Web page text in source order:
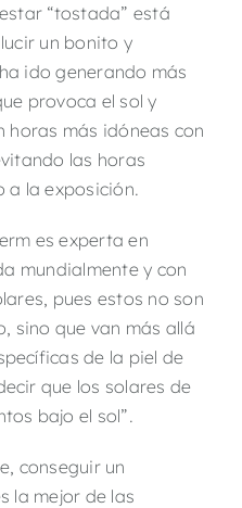
“tostada” está
un bonito y
ido generando más
provoca el sol y
horas más idóneas con
las horas
a la exposición.
es experta en
mundialmente y con
pues estos no son
sino que van más allá
de la piel de
que los solares de
bajo el sol”.
conseguir un
la mejor de las